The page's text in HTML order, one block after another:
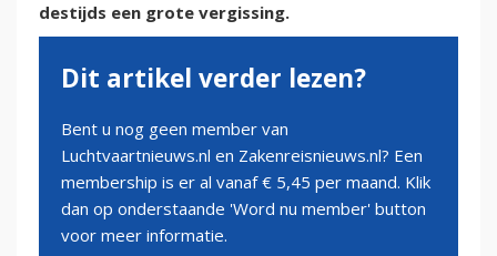
destijds een grote vergissing.
Dit artikel verder lezen?
Bent u nog geen member van
Luchtvaartnieuws.nl en Zakenreisnieuws.nl? Een
membership is er al vanaf € 5,45 per maand. Klik
dan op onderstaande 'Word nu member' button
voor meer informatie.